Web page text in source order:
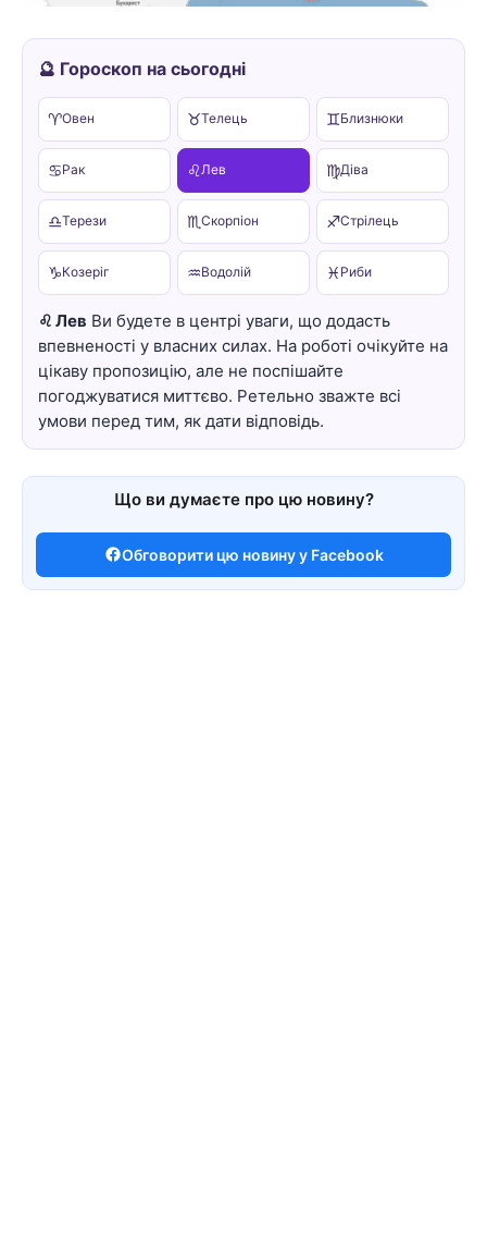
🔮 Гороскоп на сьогодні
♈Овен ♉Телець ♊Близнюки
♋Рак ♌Лев ♍Діва
♎Терези ♏ Скорпіон ♐Стрілець
♑Козеріг ♒Водолій ♓ Риби
♌ Лев Ви будете в центрі уваги, що додасть
впевненості у власних силах. На роботі очікуйте на
цікаву пропозицію, але не поспішайте
погоджуватися миттєво. Ретельно зважте всі
умови перед тим, як дати відповідь.
Що ви думаєте про цю новину?
Обговорити цю новину у Facebook